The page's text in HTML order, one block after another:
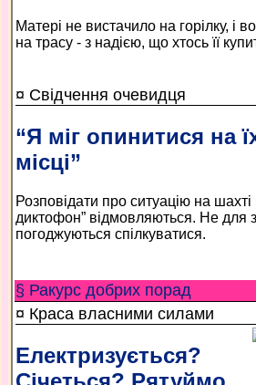
Матері не вистачило на горілку, і
на трасу - з надією, що хтось її
¤ Свідчення очевидця
“Я міг опинитися на
місці”
Розповідати про ситуацію на шахті
диктофон” відмовляються. Не для
погоджуються спілкуватися.
§ Ракурс добрих порад
¤ Краса власними силами
Електризується?